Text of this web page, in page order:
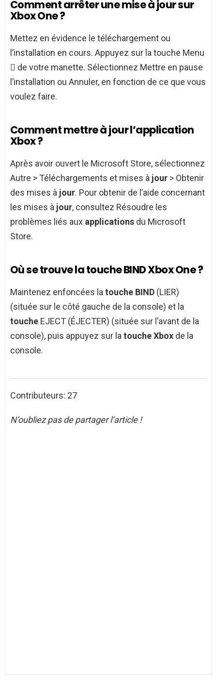
Comment arrêter une mise à jour sur
Xbox One ?
Mettez en évidence le téléchargement ou
l’installation en cours. Appuyez sur la touche Menu
 de votre manette. Sélectionnez Mettre en pause
l’installation ou Annuler, en fonction de ce que vous
voulez faire.
Comment mettre à jour l’application
Xbox ?
Après avoir ouvert le Microsoft Store, sélectionnez
Autre > Téléchargements et mises à jour > Obtenir
des mises à jour. Pour obtenir de l’aide concernant
les mises à jour, consultez Résoudre les
problèmes liés aux applications du Microsoft
Store.
Où se trouve la touche BIND Xbox One ?
Maintenez enfoncées la touche BIND (LIER)
(située sur le côté gauche de la console) et la
touche EJECT (ÉJECTER) (située sur l’avant de la
console), puis appuyez sur la touche Xbox de la
console.
Contributeurs: 27
N’oubliez pas de partager l’article !